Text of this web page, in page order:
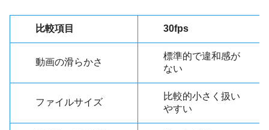
比較項目 30fps
動画の滑らかさ
標準的で違和感が
ない
ファイルサイズ
比較的小さく扱い
やすい